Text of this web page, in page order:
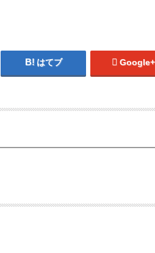
はてブ Google+